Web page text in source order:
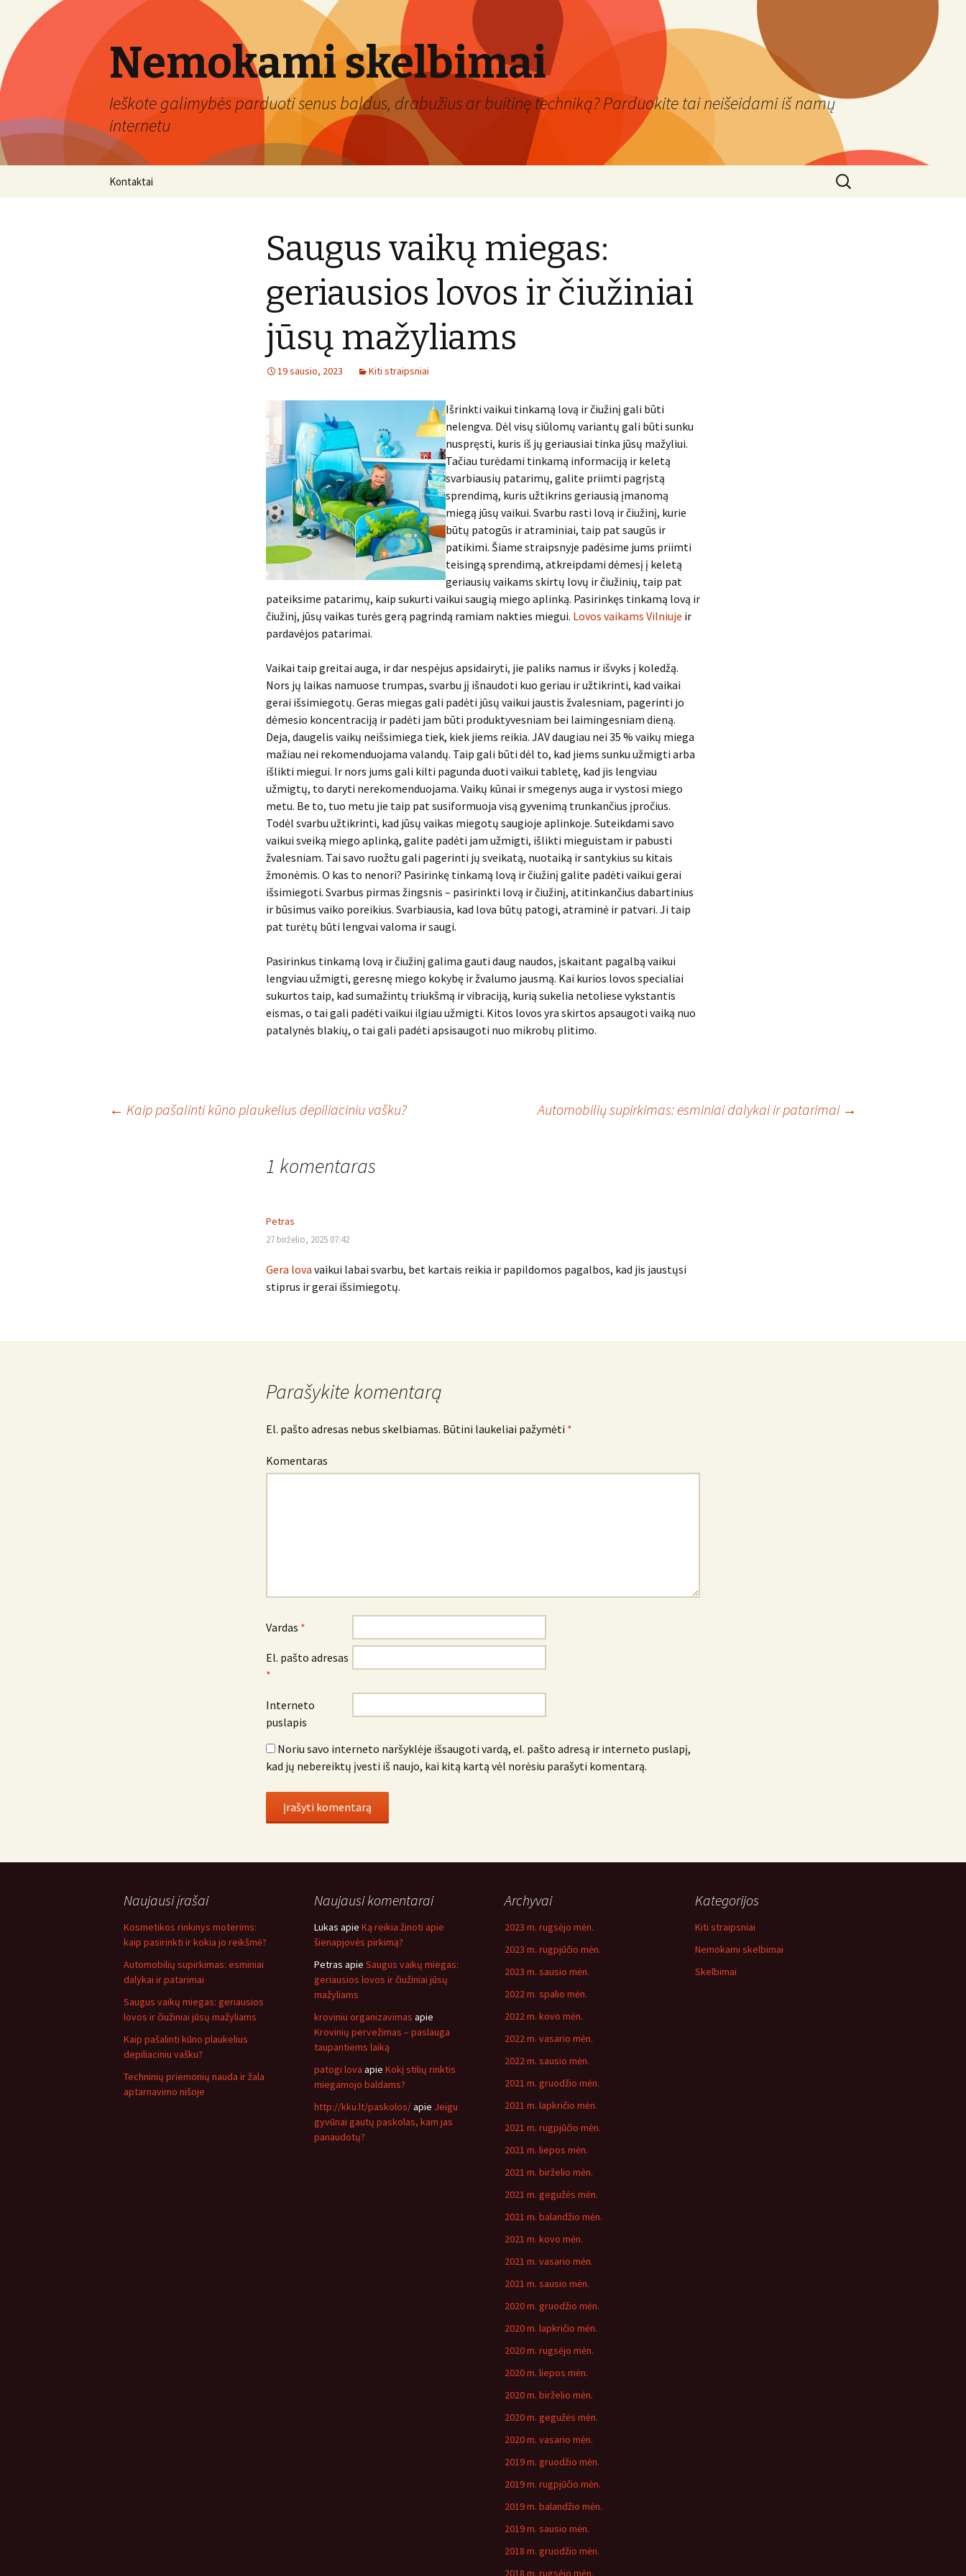
Nemokami skelbimai
Ieškote galimybės parduoti senus baldus, drabužius ar buitinę techniką? Parduokite tai neišeidami iš namų
internetu
Kontaktai
Ieškoti:
Saugus vaikų miegas:
geriausios lovos ir čiužiniai
jūsų mažyliams
19 sausio, 2023 Kiti straipsniai
Išrinkti vaikui tinkamą lovą ir čiužinį gali būti
nelengva. Dėl visų siūlomų variantų gali būti sunku
nuspręsti, kuris iš jų geriausiai tinka jūsų mažyliui.
Tačiau turėdami tinkamą informaciją ir keletą
svarbiausių patarimų, galite priimti pagrįstą
sprendimą, kuris užtikrins geriausią įmanomą
miegą jūsų vaikui. Svarbu rasti lovą ir čiužinį, kurie
būtų patogūs ir atraminiai, taip pat saugūs ir
patikimi. Šiame straipsnyje padėsime jums priimti
teisingą sprendimą, atkreipdami dėmesį į keletą
geriausių vaikams skirtų lovų ir čiužinių, taip pat
pateiksime patarimų, kaip sukurti vaikui saugią miego aplinką. Pasirinkęs tinkamą lovą ir
čiužinį, jūsų vaikas turės gerą pagrindą ramiam nakties miegui. Lovos vaikams Vilniuje ir
pardavėjos patarimai.
Vaikai taip greitai auga, ir dar nespėjus apsidairyti, jie paliks namus ir išvyks į koledžą.
Nors jų laikas namuose trumpas, svarbu jį išnaudoti kuo geriau ir užtikrinti, kad vaikai
gerai išsimiegotų. Geras miegas gali padėti jūsų vaikui jaustis žvalesniam, pagerinti jo
dėmesio koncentraciją ir padėti jam būti produktyvesniam bei laimingesniam dieną.
Deja, daugelis vaikų neišsimiega tiek, kiek jiems reikia. JAV daugiau nei 35 % vaikų miega
mažiau nei rekomenduojama valandų. Taip gali būti dėl to, kad jiems sunku užmigti arba
išlikti miegui. Ir nors jums gali kilti pagunda duoti vaikui tabletę, kad jis lengviau
užmigtų, to daryti nerekomenduojama. Vaikų kūnai ir smegenys auga ir vystosi miego
metu. Be to, tuo metu jie taip pat susiformuoja visą gyvenimą trunkančius įpročius.
Todėl svarbu užtikrinti, kad jūsų vaikas miegotų saugioje aplinkoje. Suteikdami savo
vaikui sveiką miego aplinką, galite padėti jam užmigti, išlikti mieguistam ir pabusti
žvalesniam. Tai savo ruožtu gali pagerinti jų sveikatą, nuotaiką ir santykius su kitais
žmonėmis. O kas to nenori? Pasirinkę tinkamą lovą ir čiužinį galite padėti vaikui gerai
išsimiegoti. Svarbus pirmas žingsnis – pasirinkti lovą ir čiužinį, atitinkančius dabartinius
ir būsimus vaiko poreikius. Svarbiausia, kad lova būtų patogi, atraminė ir patvari. Ji taip
pat turėtų būti lengvai valoma ir saugi.
Pasirinkus tinkamą lovą ir čiužinį galima gauti daug naudos, įskaitant pagalbą vaikui
lengviau užmigti, geresnę miego kokybę ir žvalumo jausmą. Kai kurios lovos specialiai
sukurtos taip, kad sumažintų triukšmą ir vibraciją, kurią sukelia netoliese vykstantis
eismas, o tai gali padėti vaikui ilgiau užmigti. Kitos lovos yra skirtos apsaugoti vaiką nuo
patalynės blakių, o tai gali padėti apsisaugoti nuo mikrobų plitimo.
← Kaip pašalinti kūno plaukelius depiliaciniu vašku? Automobilių supirkimas: esminiai dalykai ir patarimai →
1 komentaras
Petras
27 birželio, 2025 07:42
Gera lova vaikui labai svarbu, bet kartais reikia ir papildomos pagalbos, kad jis jaustųsi
stiprus ir gerai išsimiegotų.
Parašykite komentarą
El. pašto adresas nebus skelbiamas. Būtini laukeliai pažymėti *
Komentaras
Vardas *
El. pašto adresas
*
Interneto
puslapis
Noriu savo interneto naršyklėje išsaugoti vardą, el. pašto adresą ir interneto puslapį,
kad jų nebereiktų įvesti iš naujo, kai kitą kartą vėl norėsiu parašyti komentarą.
Naujausi įrašai
Kosmetikos rinkinys moterims:
kaip pasirinkti ir kokia jo reikšmė?
Automobilių supirkimas: esminiai
dalykai ir patarimai
Saugus vaikų miegas: geriausios
lovos ir čiužiniai jūsų mažyliams
Kaip pašalinti kūno plaukelius
depiliaciniu vašku?
Techninių priemonių nauda ir žala
aptarnavimo nišoje
Naujausi komentarai
Lukas apie Ką reikia žinoti apie
šienapjovės pirkimą?
Petras apie Saugus vaikų miegas:
geriausios lovos ir čiužiniai jūsų
mažyliams
kroviniu organizavimas apie
Krovinių pervežimas – paslauga
taupantiems laiką
patogi lova apie Kokį stilių rinktis
miegamojo baldams?
http://kku.lt/paskolos/apie Jeigu
gyvūnai gautų paskolas, kam jas
panaudotų?
Archyvai
2023 m. rugsėjo mėn.
2023 m. rugpjūčio mėn.
2023 m. sausio mėn.
2022 m. spalio mėn.
2022 m. kovo mėn.
2022 m. vasario mėn.
2022 m. sausio mėn.
2021 m. gruodžio mėn.
2021 m. lapkričio mėn.
2021 m. rugpjūčio mėn.
2021 m. liepos mėn.
2021 m. birželio mėn.
2021 m. gegužės mėn.
2021 m. balandžio mėn.
2021 m. kovo mėn.
2021 m. vasario mėn.
2021 m. sausio mėn.
2020 m. gruodžio mėn.
2020 m. lapkričio mėn.
2020 m. rugsėjo mėn.
2020 m. liepos mėn.
2020 m. birželio mėn.
2020 m. gegužės mėn.
2020 m. vasario mėn.
2019 m. gruodžio mėn.
2019 m. rugpjūčio mėn.
2019 m. balandžio mėn.
2019 m. sausio mėn.
2018 m. gruodžio mėn.
2018 m. rugsėjo mėn.
Kategorijos
Kiti straipsniai
Nemokami skelbimai
Skelbimai